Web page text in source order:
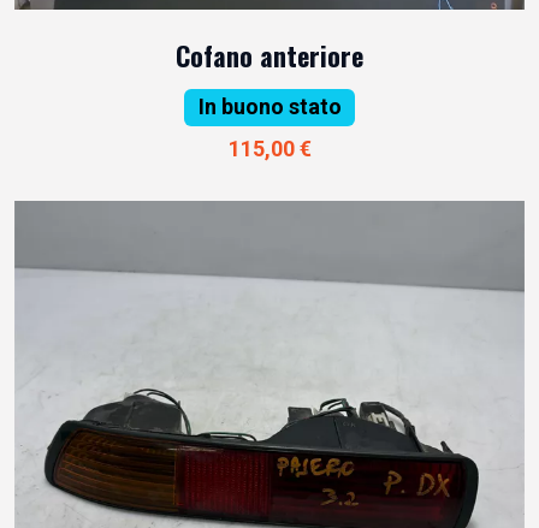
Cofano anteriore
In buono stato
115,00 €